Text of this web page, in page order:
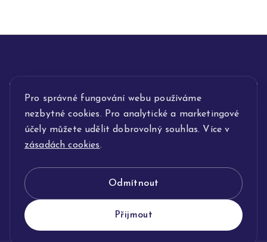
Pro správné fungování webu používáme
nezbytné cookies. Pro analytické a marketingové
účely můžete udělit dobrovolný souhlas. Více v
zásadách cookies.
Odmítnout
Přijmout
INFORMACE
POPIS SLUŽEB
KLENOTNICTVÍ JOLLEO